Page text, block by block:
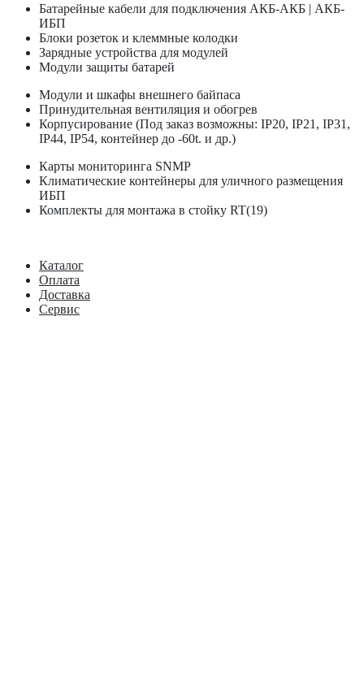
Батарейные кабели для подключения АКБ-АКБ | АКБ-
ИБП
Блоки розеток и клеммные колодки
Зарядные устройства для модулей
Модули защиты батарей
Модули и шкафы внешнего байпаса
Принудительная вентиляция и обогрев
Корпусирование (Под заказ возможны: IP20, IP21, IP31,
IP44, IP54, контейнер до -60t. и др.)
Карты мониторинга SNMP
Климатические контейнеры для уличного размещения
ИБП
Комплекты для монтажа в стойку RT(19)
Каталог
Оплата
Доставка
Сервис